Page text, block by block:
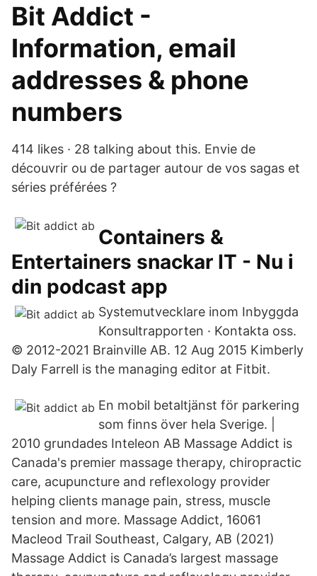
Bit Addict -
Information, email
addresses & phone
numbers
414 likes · 28 talking about this. Envie de
découvrir ou de partager autour de vos sagas et
séries préférées ?
Containers &
Entertainers snackar IT - Nu i
din podcast app
Systemutvecklare inom Inbyggda
Konsultrapporten · Kontakta oss.
© 2012-2021 Brainville AB. 12 Aug 2015 Kimberly
Daly Farrell is the managing editor at Fitbit.
En mobil betaltjänst för parkering
som finns över hela Sverige. |
2010 grundades Inteleon AB Massage Addict is
Canada's premier massage therapy, chiropractic
care, acupuncture and reflexology provider
helping clients manage pain, stress, muscle
tension and more. Massage Addict, 16061
Macleod Trail Southeast, Calgary, AB (2021)
Massage Addict is Canada’s largest massage